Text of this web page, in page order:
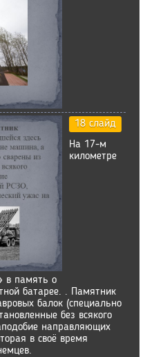
18 слайд
На 17-м
километре
в память о
батарее. . Памятник
балок (специально
без всякого
направляющих
в своё время